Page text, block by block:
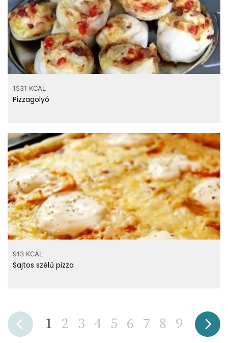
1531 KCAL
Pizzagolyó
913 KCAL
Sajtos szélű pizza
1 2 3 4 5 6 7 8 9